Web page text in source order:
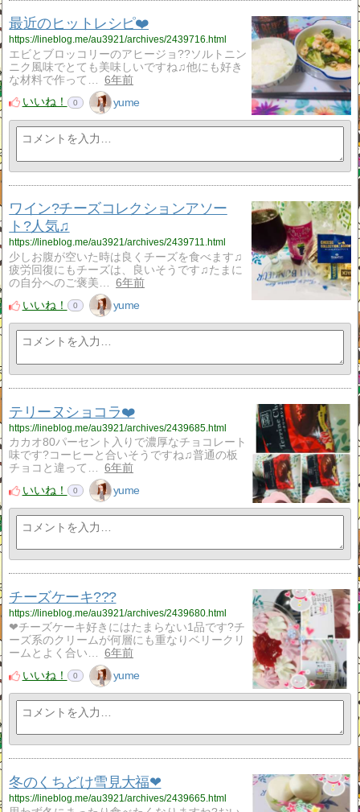
最近のヒットレシピ❤️
https://lineblog.me/au3921/archives/2439716.html
エビとブロッコリーのアヒージョ??ソルトニン
ニク風味でとても美味しいですね♫他にも好き
な材料で作って…
6年前
いいね！
0 yume
ワイン?チーズコレクションアソー
ト?人気♫
https://lineblog.me/au3921/archives/2439711.html
少しお腹が空いた時は良くチーズを食べます♫
疲労回復にもチーズは、良いそうです♫たまに
の自分へのご褒美…
6年前
いいね！
0 yume
テリーヌショコラ❤️
https://lineblog.me/au3921/archives/2439685.html
カカオ80パーセント入りで濃厚なチョコレート
味です?コーヒーと合いそうですね♫普通の板
チョコと違って…
6年前
いいね！
0 yume
チーズケーキ???
https://lineblog.me/au3921/archives/2439680.html
❤チーズケーキ好きにはたまらない1品です?チ
ーズ系のクリームが何層にも重なりベリークリ
ームとよく合い…
6年前
いいね！
0 yume
冬のくちどけ雪見大福❤
https://lineblog.me/au3921/archives/2439665.html